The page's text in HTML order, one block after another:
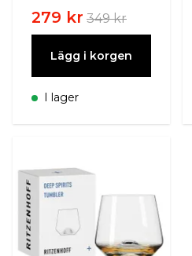
279 kr 349 kr
Lägg i korgen
I lager